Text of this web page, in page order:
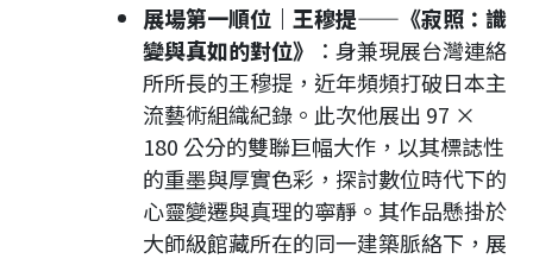
展場第一順位｜王穆提——《寂照：識
變與真如的對位》
：身兼現展台灣連絡
所所長的王穆提，近年頻頻打破日本主
流藝術組織紀錄。此次他展出 97 ×
180 公分的雙聯巨幅大作，以其標誌性
的重墨與厚實色彩，探討數位時代下的
心靈變遷與真理的寧靜。其作品懸掛於
大師級館藏所在的同一建築脈絡下，展